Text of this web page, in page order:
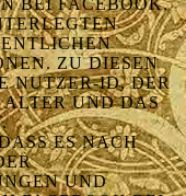
FACEBOOK, DIE
ALL
ZUG
ZU DIESEN INF
ID, DER NAM
UND DAS GES
ES NACH
UND